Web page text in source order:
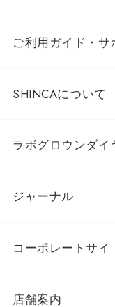
ご利用ガイド・サ
SHINCAについて
ラボグロウンダ
ジャーナル
コーポレートサイ
店舗案内